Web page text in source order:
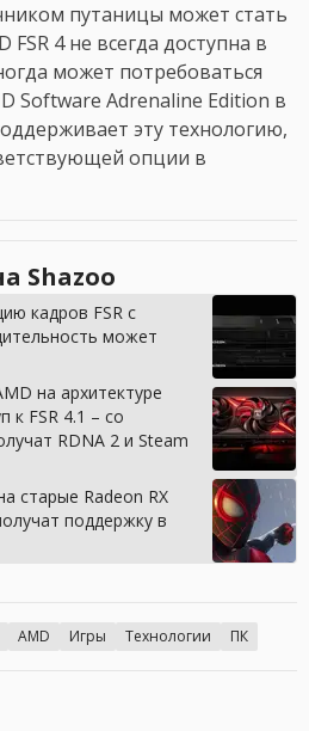
путаницы может стать
4 не всегда доступна в
может потребоваться
Software Adrenaline Edition в
эту технологию,
опции в
Shazoo
кадров FSR с
может
на архитектуре
к FSR 4.1 – со
RDNA 2 и Steam
старые Radeon RX
поддержку в
AMD Игры Технологии ПК